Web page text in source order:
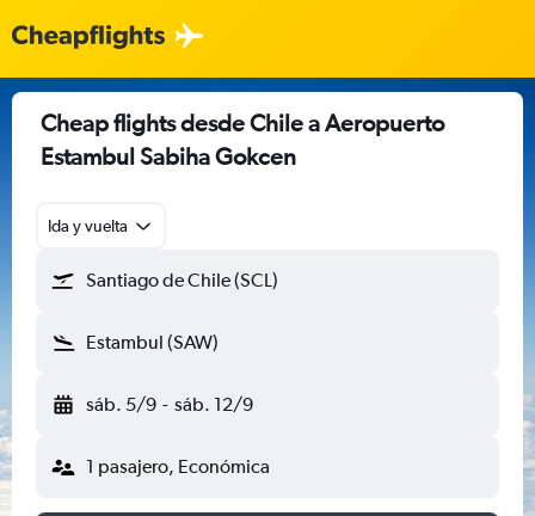
Cheap flights desde Chile a Aeropuerto
Estambul Sabiha Gokcen
Ida y vuelta
Santiago de Chile (SCL)
Estambul (SAW)
sáb. 5/9 - sáb. 12/9
1 pasajero, Económica